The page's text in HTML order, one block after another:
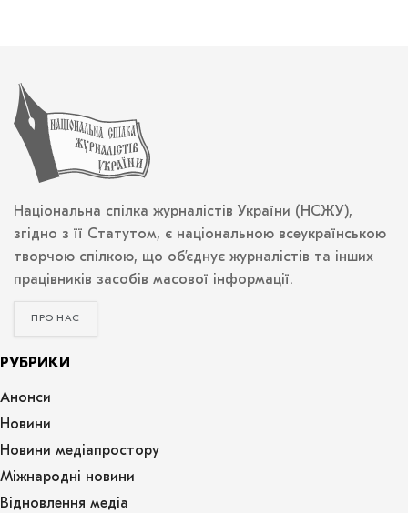
Національна спілка журналістів України (НСЖУ),
згідно з її Статутом, є національною всеукраїнською
творчою спілкою, що об’єднує журналістів та інших
працівників засобів масової інформації.
ПРО НАС
РУБРИКИ
Анонси
Новини
Новини медіапростору
Міжнародні новини
Відновлення медіа